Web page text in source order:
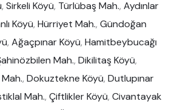
, Sirkeli Köyü, Türlübaş Mah., Aydınlar
Köyü, Hürriyet Mah., Gündoğan
, Ağaçpınar Köyü, Hamitbeybucağı
Mah., Dikilitaş Köyü,
, Dokuztekne Köyü, Dutlupınar
Mah., Çiftlikler Köyü, Civantayak